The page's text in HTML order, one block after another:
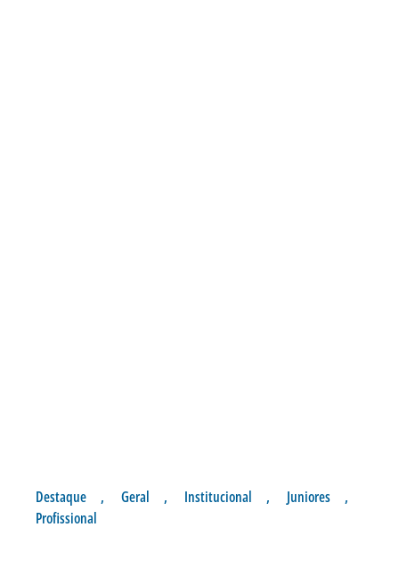
Destaque , Geral , Institucional , Juniores
,
Profissional